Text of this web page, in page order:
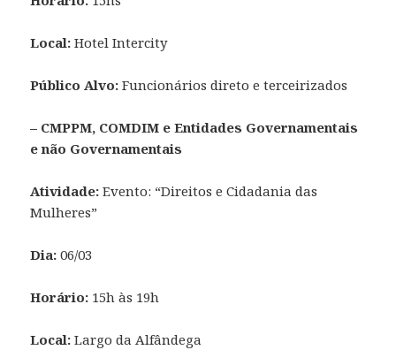
Local: Hotel Intercity
Público Alvo: Funcionários direto e terceirizados
– CMPPM, COMDIM e Entidades Governamentais
e não Governamentais
Atividade: Evento: “Direitos e Cidadania das
Mulheres”
Dia: 06/03
Horário: 15h às 19h
Local: Largo da Alfândega